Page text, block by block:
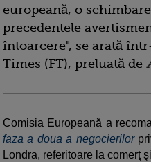
europeană, o
precedentele
întoarcere", se arată
Times (FT), preluată de
Comisia Europeană a
faza a doua a negocierilor
Londra, referitoare la comerţ